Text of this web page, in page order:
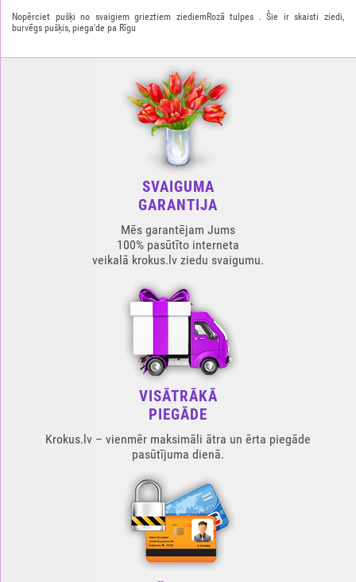
Nopērciet pušķi no svaigiem grieztiem ziediemRozā tulpes . Šie ir skaisti ziedi,
burvēgs pušķis, piega'de pa Rīgu
SVAIGUMA
GARANTIJA
Mēs garantējam Jums
100% pasūtīto interneta
veikalā krokus.lv ziedu svaigumu.
VISĀTRĀKĀ
PIEGĀDE
Krokus.lv – vienmēr maksimāli ātra un ērta piegāde
pasūtījuma dienā.